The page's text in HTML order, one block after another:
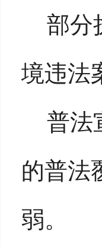
部分
境违法
普法
的普法
弱。